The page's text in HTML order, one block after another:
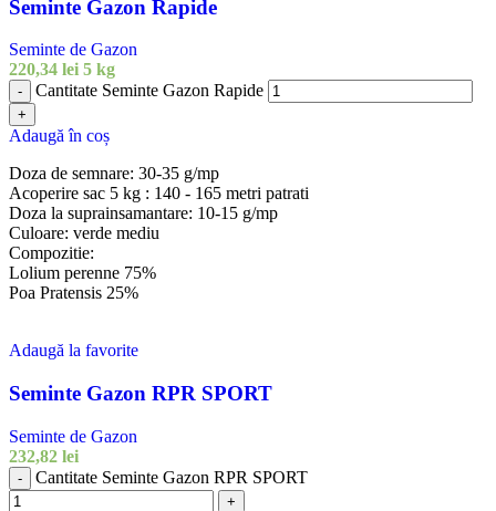
Seminte Gazon Rapide
Seminte de Gazon
220,34 lei 5 kg
- Cantitate Seminte Gazon Rapide
+
Adaugă în coș
Doza de semnare: 30-35 g/mp
Acoperire sac 5 kg : 140 - 165 metri patrati
Doza la suprainsamantare: 10-15 g/mp
Culoare: verde mediu
Compozitie:
Lolium perenne 75%
Poa Pratensis 25%
Adaugă la favorite
Seminte Gazon RPR SPORT
Seminte de Gazon
232,82 lei
- Cantitate Seminte Gazon RPR SPORT
+